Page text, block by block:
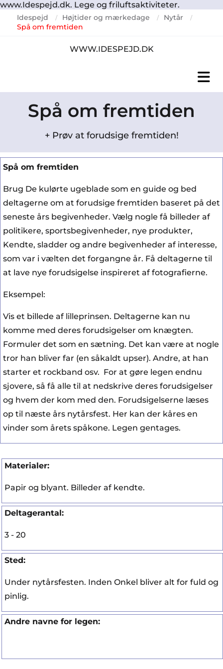
www.Idespejd.dk. Lege og friluftsaktiviteter.
Idespejd / Højtider og mærkedage / Nytår /
Spå om fremtiden
WWW.IDESPEJD.DK
Spå om fremtiden
+ Prøv at forudsige fremtiden!
Spå om fremtiden
Brug De kulørte ugeblade som en guide og bed
deltagerne om at forudsige fremtiden baseret på det
seneste års begivenheder. Vælg nogle få billeder af
politikere, sportsbegivenheder, nye produkter,
Kendte, sladder og andre begivenheder af interesse,
som var i vælten det forgangne år. Få deltagerne til
at lave nye forudsigelse inspireret af fotografierne.
Eksempel:
Vis et billede af lilleprinsen. Deltagerne kan nu
komme med deres forudsigelser om knægten.
Formuler det som en sætning. Det kan være at nogle
tror han bliver far (en såkaldt upser). Andre, at han
starter et rockband osv. For at gøre legen endnu
sjovere, så få alle til at nedskrive deres forudsigelser
og hvem der kom med den. Forudsigelserne læses
op til næste års nytårsfest. Her kan der kåres en
vinder som årets spåkone. Legen gentages.
Materialer:
Papir og blyant. Billeder af kendte.
Deltagerantal:
3 - 20
Sted:
Under nytårsfesten. Inden Onkel bliver alt for fuld og
pinlig.
Andre navne for legen: